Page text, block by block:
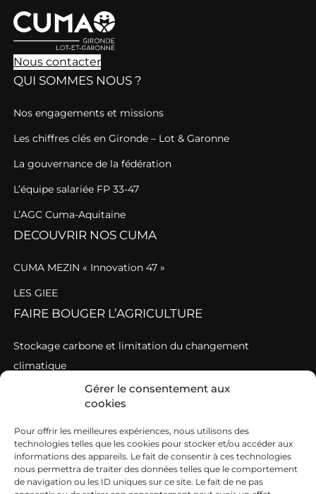
Gérer le consentement aux
cookies
Pour offrir les meilleures expériences, nous utilisons des
technologies telles que les cookies pour stocker et/ou accéder aux
informations des appareils. Le fait de consentir à ces technologies
nous permettra de traiter des données telles que le comportement
de navigation ou les ID uniques sur ce site. Le fait de ne pas
Nous contacter
QUI SOMMES NOUS ?
Nos engagements et missions
Les chiffres clés en Gironde – Lot & Garonne
La gouvernance de la fédération
L’équipe salariée FP 33-47
L’AGC Cuma-Aquitaine
DECOUVRIR NOS CUMA
CUMA MEZIN « Innovation 47 »
LES GIEE
FAIRE BOUGER L’AGRICULTURE
Stockage carbone et limitation du changement
climatique
Sortir des pesticides
AU SERVICE DES CUMA